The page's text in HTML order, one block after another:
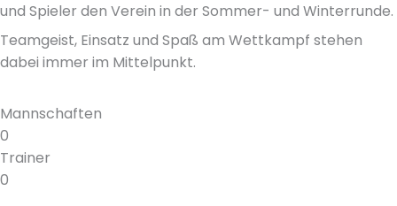
und Spieler den Verein in der Sommer- und Winterrunde.
Teamgeist, Einsatz und Spaß am Wettkampf stehen
dabei immer im Mittelpunkt.
Mannschaften
0
Trainer
0